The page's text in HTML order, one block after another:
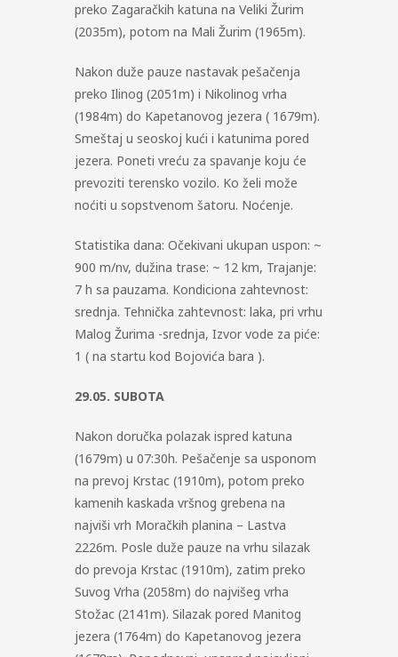
preko Zagaračkih katuna na Veliki Žurim
(2035m), potom na Mali Žurim (1965m).
Nakon duže pauze nastavak pešačenja
preko Ilinog (2051m) i Nikolinog vrha
(1984m) do Kapetanovog jezera ( 1679m).
Smeštaj u seoskoj kući i katunima pored
jezera. Poneti vreću za spavanje koju će
prevoziti terensko vozilo. Ko želi može
noćiti u sopstvenom šatoru. Noćenje.
Statistika dana: Očekivani ukupan uspon: ~
900 m/nv, dužina trase: ~ 12 km, Trajanje:
7 h sa pauzama. Kondiciona zahtevnost:
srednja. Tehnička zahtevnost: laka, pri vrhu
Malog Žurima -srednja, Izvor vode za piće:
1 ( na startu kod Bojovića bara ).
29.05. SUBOTA
Nakon doručka polazak ispred katuna
(1679m) u 07:30h. Pešačenje sa usponom
na prevoj Krstac (1910m), potom preko
kamenih kaskada vršnog grebena na
najviši vrh Moračkih planina – Lastva
2226m. Posle duže pauze na vrhu silazak
do prevoja Krstac (1910m), zatim preko
Suvog Vrha (2058m) do najvišeg vrha
Stožac (2141m). Silazak pored Manitog
jezera (1764m) do Kapetanovog jezera